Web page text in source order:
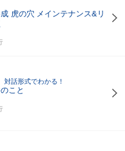
虎の穴 メインテナンス&リ
話形式でわかる！
こと